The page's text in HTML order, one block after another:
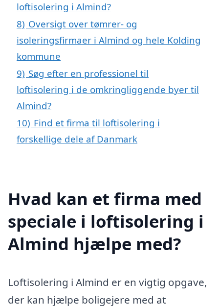
loftisolering i Almind?
8) Oversigt over tømrer- og
isoleringsfirmaer i Almind og hele Kolding
kommune
9) Søg efter en professionel til
loftisolering i de omkringliggende byer til
Almind?
10) Find et firma til loftisolering i
forskellige dele af Danmark
Hvad kan et firma med
speciale i loftisolering i
Almind hjælpe med?
Loftisolering i Almind er en vigtig opgave,
der kan hjælpe boligejere med at